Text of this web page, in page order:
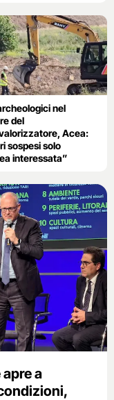
nel
del
Acea:
sospesi solo
interessata”
a